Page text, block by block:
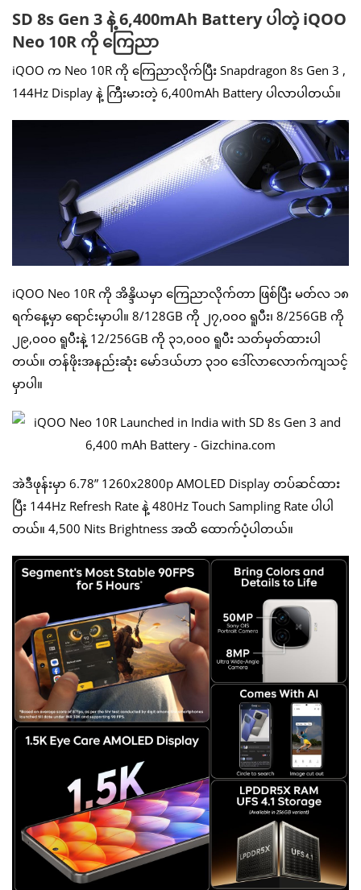
SD 8s Gen 3 နဲ့ 6,400mAh Battery ပါတဲ့ iQOO
Neo 10R ကို ကြေညာ
iQOO က Neo 10R ကို ကြေညာလိုက်ပြီး Snapdragon 8s Gen 3 ,
144Hz Display နဲ့ ကြီးမားတဲ့ 6,400mAh Battery ပါလာပါတယ်။
iQOO Neo 10R ကို အိန္ဒိယမှာ ကြေညာလိုက်တာ ဖြစ်ပြီး မတ်လ ၁၈
ရက်နေ့မှာ ရောင်းမှာပါ။ 8/128GB ကို ၂၇,၀၀၀ ရူပီး၊ 8/256GB ကို
၂၉,၀၀၀ ရူပီးနဲ့ 12/256GB ကို ၃၁,၀၀၀ ရူပီး သတ်မှတ်ထားပါ
တယ်။ တန်ဖိုးအနည်းဆုံး မော်ဒယ်ဟာ ၃၁၀ ဒေါ်လာလောက်ကျသင့်
မှာပါ။
အဲဒီဖုန်းမှာ 6.78” 1260x2800p AMOLED Display တပ်ဆင်ထား
ပြီး 144Hz Refresh Rate နဲ့ 480Hz Touch Sampling Rate ပါပါ
တယ်။ 4,500 Nits Brightness အထိ ထောက်ပံ့ပါတယ်။